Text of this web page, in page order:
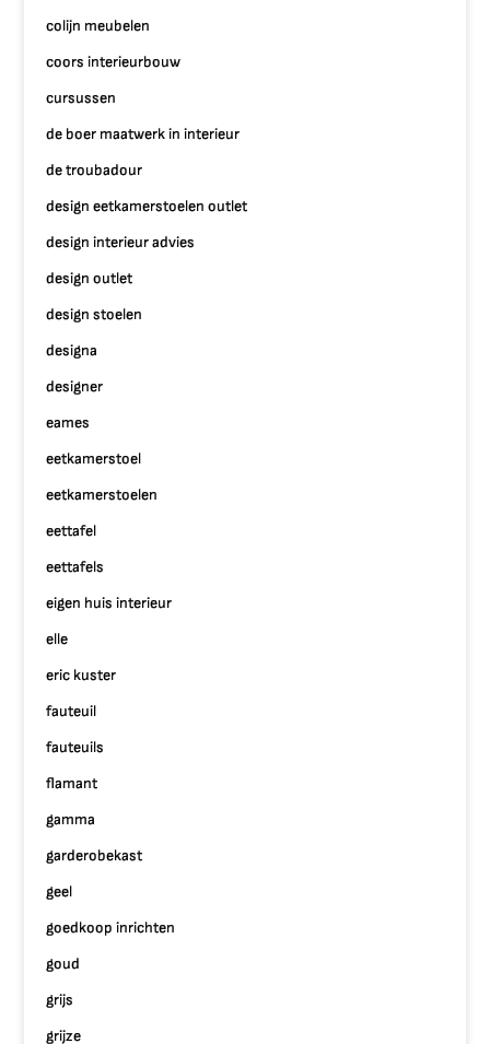
colijn meubelen
coors interieurbouw
cursussen
de boer maatwerk in interieur
de troubadour
design eetkamerstoelen outlet
design interieur advies
design outlet
design stoelen
designa
designer
eames
eetkamerstoel
eetkamerstoelen
eettafel
eettafels
eigen huis interieur
elle
eric kuster
fauteuil
fauteuils
flamant
gamma
garderobekast
geel
goedkoop inrichten
goud
grijs
grijze